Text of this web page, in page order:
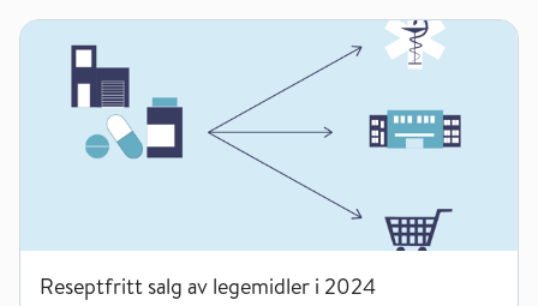
Reseptfritt salg av legemidler i 2024
Reseptfritt salg av legemidler i 2024